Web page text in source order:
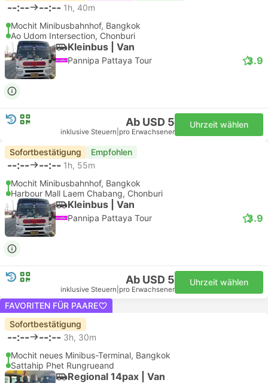
--:-- --:-- 1h, 40m
Mochit Minibusbahnhof, Bangkok
Ao Udom Intersection, Chonburi
Kleinbus | Van
Pannipa Pattaya Tour 3.9
Ab USD 5
inklusive Steuern pro Erwachsener
Uhrzeit wählen
Sofortbestätigung Empfohlen
--:-- --:-- 1h, 55m
Mochit Minibusbahnhof, Bangkok
Harbour Mall Laem Chabang, Chonburi
Kleinbus | Van
Pannipa Pattaya Tour 3.9
Ab USD 5
inklusive Steuern pro Erwachsener
Uhrzeit wählen
FAVORITEN FÜR PAARE
Sofortbestätigung
--:-- --:-- 3h, 30m
Mochit neues Minibus-Terminal, Bangkok
Sattahip Phet Rungrueand
Regional 14pax | Van